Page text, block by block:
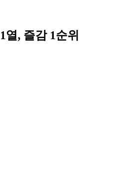
열, 즐감 1순위